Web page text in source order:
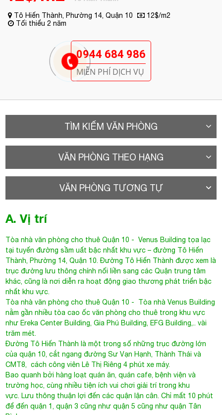
Tô Hiến Thành, Phường 14, Quận 10
12$/m2
Tối thiểu 2 năm
0944 684 986
MIỄN PHÍ DỊCH VỤ
TÌM KIẾM VĂN PHÒNG
VĂN PHÒNG THEO HẠNG
VĂN PHÒNG TƯƠNG TỰ
A. Vị trí
Tòa nhà văn phòng cho thuê Quận 10 - Venus Building tọa lạc
tại tuyến đường sầm uất bậc nhất khu vực – đường Tô Hiến
Thành, Phường 14, Quận 10. Đường Tô Hiến Thành được xem là
trục đường lưu thông chính nối liền sang các Quận trung tâm
khác, cũng là nơi diễn ra hoạt động giao thương phát triển bậc
nhất khu vực.
Tòa nhà văn phòng cho thuê Quận 10 - Tòa nhà Venus Building
nằm gần nhiều tòa cao ốc văn phòng cho thuê trong khu vực
như Ereka Center Building, Gia Phú Building, EFG Building,.. vài
trăm mét.
Đường Tô Hiến Thành là một trong số những trục đường lớn
của quận 10, cắt ngang đường Sư Vạn Hạnh, Thành Thái và
CMT8, cách công viên Lê Thị Riêng 4 phút xe máy.
Bao quanh bởi hàng loạt quán ăn, quán cafe, bệnh viện và
trường học, cùng nhiều tiện ích vui chơi giải trí trong khu
vực. Lưu thông thuận lợi đến các quận lận cân. Chỉ mất 10 phút
để đến quận 1, quận 3 cũng như quận 5 cũng như quận Tân